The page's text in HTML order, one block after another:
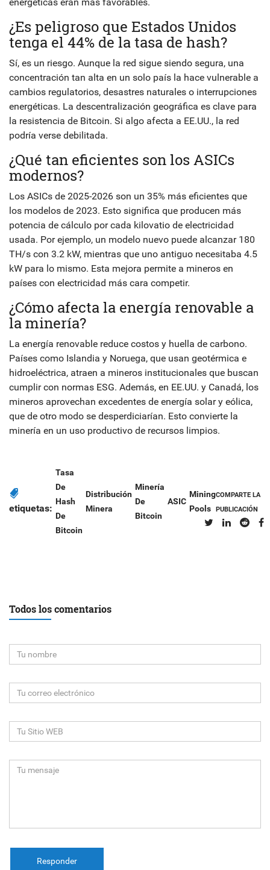
¿Es peligroso que Estados Unidos
tenga el 44% de la tasa de hash?
Sí, es un riesgo. Aunque la red sigue siendo segura, una
concentración tan alta en un solo país la hace vulnerable a
cambios regulatorios, desastres naturales o interrupciones
energéticas. La descentralización geográfica es clave para
la resistencia de Bitcoin. Si algo afecta a EE.UU., la red
podría verse debilitada.
¿Qué tan eficientes son los ASICs
modernos?
Los ASICs de 2025-2026 son un 35% más eficientes que
los modelos de 2023. Esto significa que producen más
potencia de cálculo por cada kilovatio de electricidad
usada. Por ejemplo, un modelo nuevo puede alcanzar 180
TH/s con 3.2 kW, mientras que uno antiguo necesitaba 4.5
kW para lo mismo. Esta mejora permite a mineros en
países con electricidad más cara competir.
¿Cómo afecta la energía renovable a
la minería?
La energía renovable reduce costos y huella de carbono.
Países como Islandia y Noruega, que usan geotérmica e
hidroeléctrica, atraen a mineros institucionales que buscan
cumplir con normas ESG. Además, en EE.UU. y Canadá, los
mineros aprovechan excedentes de energía solar y eólica,
que de otro modo se desperdiciarían. Esto convierte la
minería en un uso productivo de recursos limpios.
etiquetas:
Tasa
De
Hash
De
Bitcoin
Distribución
Minera
Minería
De
Bitcoin
ASIC
Mining
Pools
COMPARTE LA
PUBLICACIÓN
Todos los comentarios
Responder